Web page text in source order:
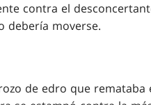
contra el
debería moverse.
de edro que remataba